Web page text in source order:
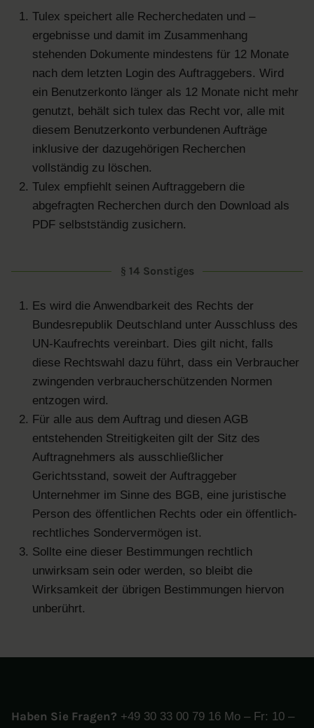
Tulex speichert alle Recherchedaten und –
ergebnisse und damit im Zusammenhang
stehenden Dokumente mindestens für 12 Monate
nach dem letzten Login des Auftraggebers. Wird
ein Benutzerkonto länger als 12 Monate nicht mehr
genutzt, behält sich tulex das Recht vor, alle mit
diesem Benutzerkonto verbundenen Aufträge
inklusive der dazugehörigen Recherchen
vollständig zu löschen.
Tulex empfiehlt seinen Auftraggebern die
abgefragten Recherchen durch den Download als
PDF selbstständig zusichern.
§ 14 Sonstiges
Es wird die Anwendbarkeit des Rechts der
Bundesrepublik Deutschland unter Ausschluss des
UN-Kaufrechts vereinbart. Dies gilt nicht, falls
diese Rechtswahl dazu führt, dass ein Verbraucher
zwingenden verbraucherschützenden Normen
entzogen wird.
Für alle aus dem Auftrag und diesen AGB
entstehenden Streitigkeiten gilt der Sitz des
Auftragnehmers als ausschließlicher
Gerichtsstand, soweit der Auftraggeber
Unternehmer im Sinne des BGB, eine juristische
Person des öffentlichen Rechts oder ein öffentlich-
rechtliches Sondervermögen ist.
Sollte eine dieser Bestimmungen rechtlich
unwirksam sein oder werden, so bleibt die
Wirksamkeit der übrigen Bestimmungen hiervon
unberührt.
Haben Sie Fragen? +49 30 33 00 79 16 Mo – Fr: 10 –